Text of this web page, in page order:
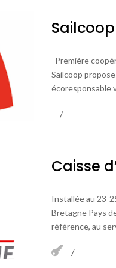
Sailcoop
Première
Sailcoop
écoresponsable
Caisse
Installée au 23-
Bretagne Pays
référence, au